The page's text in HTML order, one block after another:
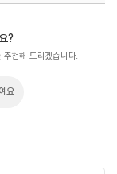
?
천해 드리겠습니다.
요